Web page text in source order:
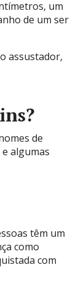
um
de um ser
assustador,
de
algumas
têm um
como
com